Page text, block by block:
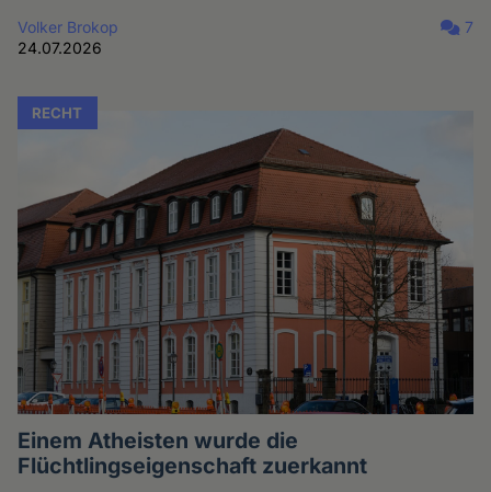
Volker Brokop
24.07.2026
7
RECHT
Einem Atheisten wurde die
Flüchtlingseigenschaft zuerkannt